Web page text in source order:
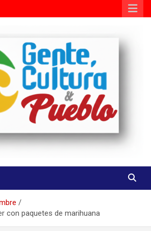
y Pueblo
con paquetes de marihuana